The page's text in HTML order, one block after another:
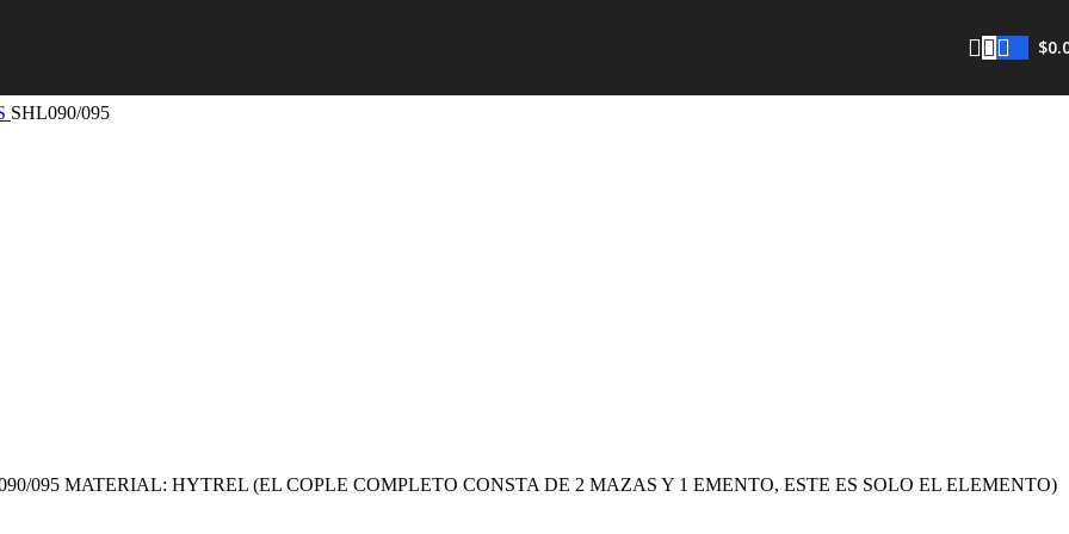
$
SHL090/095
095 MATERIAL: HYTREL (EL COPLE COMPLETO CONSTA DE 2 MAZAS Y 1 EMENTO, ESTE ES SOLO EL ELEMENTO)